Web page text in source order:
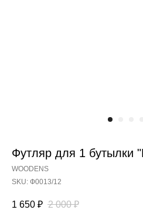
Футляр для 1 бутылки
WOODENS
SKU: Ф0013/12
1 650 ₽ 2 000 ₽